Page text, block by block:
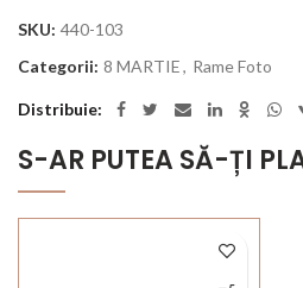
SKU: 440-103
Categorii: 8 MARTIE, Rame Foto
Distribuie
S-AR PUTEA SĂ-ȚI